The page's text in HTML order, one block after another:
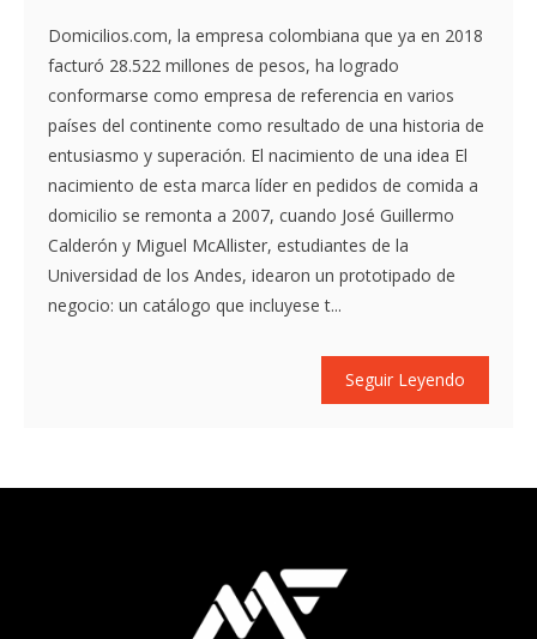
Domicilios.com, la empresa colombiana que ya en 2018
facturó 28.522 millones de pesos, ha logrado
conformarse como empresa de referencia en varios
países del continente como resultado de una historia de
entusiasmo y superación. El nacimiento de una idea El
nacimiento de esta marca líder en pedidos de comida a
domicilio se remonta a 2007, cuando José Guillermo
Calderón y Miguel McAllister, estudiantes de la
Universidad de los Andes, idearon un prototipado de
negocio: un catálogo que incluyese t...
Seguir Leyendo